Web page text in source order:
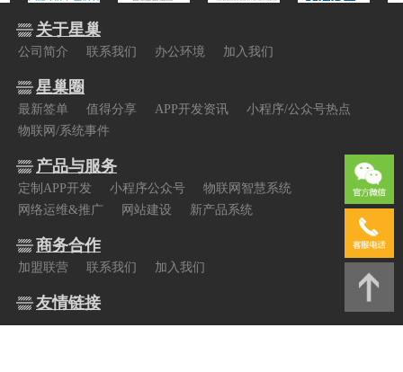
关于星巢
公司简介 联系我们 办公环境 加入我们
星巢圈
最新签单 值得分享 APP开发资讯
小程序/公众号热点
物联网/系统事件
产品与服务
定制APP开发 小程序公众号
物联网智慧系统
网络运维&推广
网站建设 新产品系统
商务合作
加盟联营 联系我们 加入我们
友情链接